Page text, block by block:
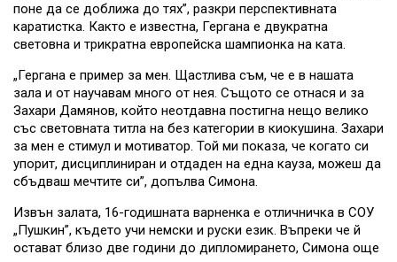
поне да се доближа до тях”, разкри перспективната
каратистка. Както е известна, Гергана е двукратна
световна и трикратна европейска шампионка на ката.
„Гергана е пример за мен. Щастлива съм, че е в нашата
зала и от научавам много от нея. Същото се отнася и за
Захари Дамянов, който неотдавна постигна нещо велико
със световната титла на без категории в киокушина. Захари
за мен е стимул и мотиватор. Той ми показа, че когато си
упорит, дисциплиниран и отдаден на една кауза, можеш да
сбъдваш мечтите си”, допълва Симона.
Извън залата, 16-годишната варненка е отличничка в СОУ
„Пушкин”, където учи немски и руски език. Въпреки че й
остават близо две години до дипломирането, Симона още